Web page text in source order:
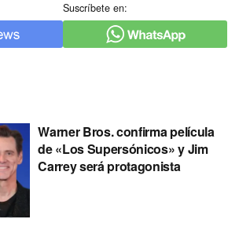
Suscríbete en:
Warner Bros. confirma película
de «Los Supersónicos» y Jim
Carrey será protagonista